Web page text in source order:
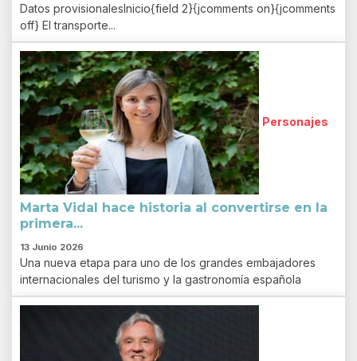
Datos provisionalesInicio{field 2}{jcomments on}{jcomments
off} El transporte...
Personajes
Marta Vidal hace historia al convertirse en la
primera...
13 Junio 2026
Una nueva etapa para uno de los grandes embajadores
internacionales del turismo y la gastronomía española